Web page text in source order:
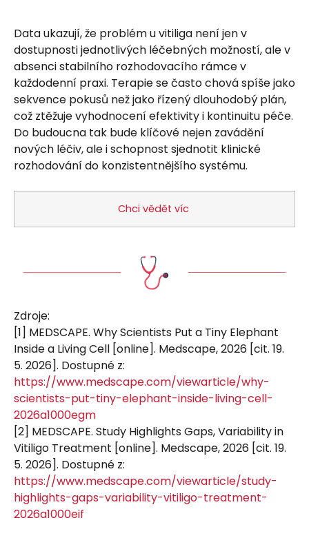
Data ukazují, že problém u vitiliga není jen v
dostupnosti jednotlivých léčebných možností, ale v
absenci stabilního rozhodovacího rámce v
každodenní praxi. Terapie se často chová spíše jako
sekvence pokusů než jako řízený dlouhodobý plán,
což ztěžuje vyhodnocení efektivity i kontinuitu péče.
Do budoucna tak bude klíčové nejen zavádění
nových léčiv, ale i schopnost sjednotit klinické
rozhodování do konzistentnějšího systému.
Chci vědět víc
Zdroje:
[1] MEDSCAPE. Why Scientists Put a Tiny Elephant
Inside a Living Cell [online]. Medscape, 2026 [cit. 19.
5. 2026]. Dostupné z:
https://www.medscape.com/viewarticle/why-
scientists-put-tiny-elephant-inside-living-cell-
2026a1000egm
[2] MEDSCAPE. Study Highlights Gaps, Variability in
Vitiligo Treatment [online]. Medscape, 2026 [cit. 19.
5. 2026]. Dostupné z:
https://www.medscape.com/viewarticle/study-
highlights-gaps-variability-vitiligo-treatment-
2026a1000eif